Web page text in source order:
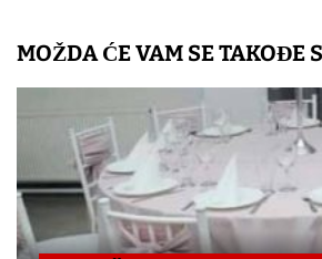
MOŽDA ĆE VAM SE TAKOĐE